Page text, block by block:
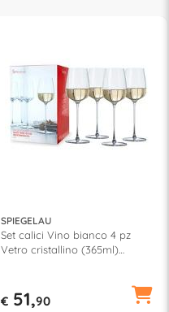
SPIEGELAU
Set calici Vino bianco 4 pz
Vetro cristallino (365ml)
€ 51,90